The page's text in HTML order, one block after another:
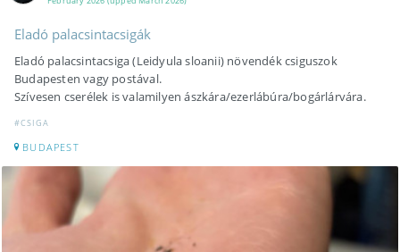
Eladó palacsintacsigák
Eladó palacsintacsiga (Leidyula sloanii) növendék csiguszok
Budapesten vagy postával.
Szívesen cserélek is valamilyen ászkára/ezerlábúra/bogárlárvára.
#CSIGA
BUDAPEST